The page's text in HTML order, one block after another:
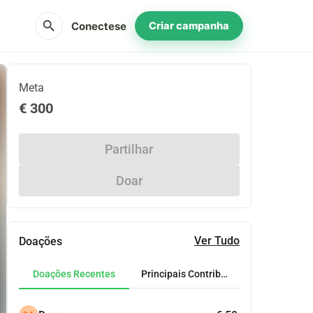
search Conectese Criar campanha
Meta
€ 300
Partilhar
Doar
Doações Ver Tudo
Doações Recentes Principais Contribuidores